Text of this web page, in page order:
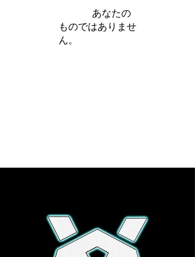
あなたの
ものではありませ
ん。